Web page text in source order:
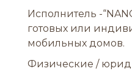
Исполнитель -
готовых или
мобильных домов.
Физические /